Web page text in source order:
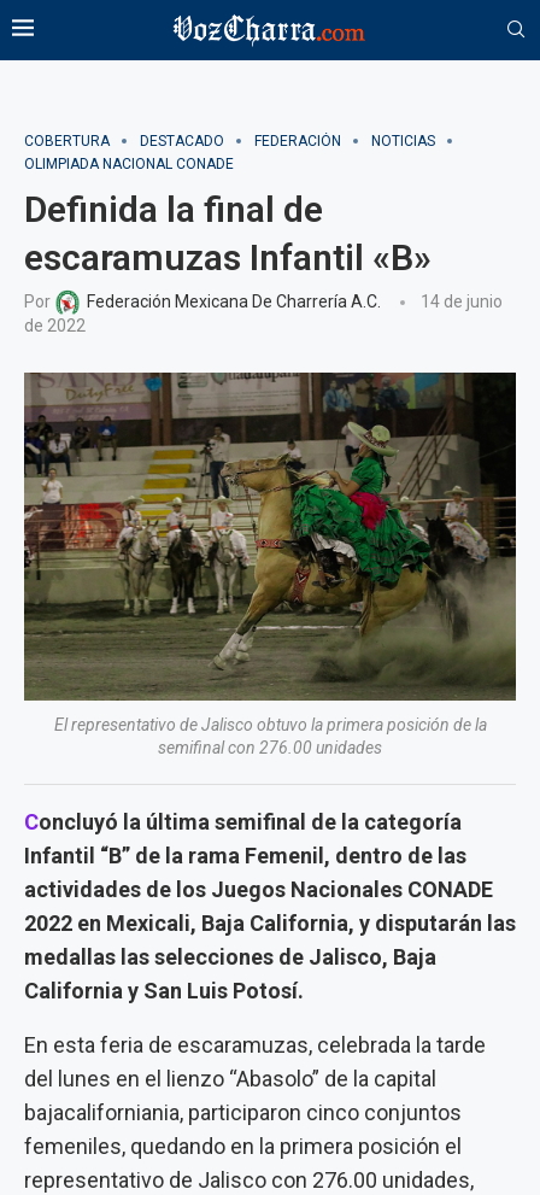
COBERTURA DESTACADO FEDERACIÓN
NOTICIAS
OLIMPIADA NACIONAL CONADE
Definida la final de
escaramuzas Infantil «B»
Por Federación Mexicana De Charrería A.C.
14 de junio
de 2022
El representativo de Jalisco obtuvo la primera posición de la
semifinal con 276.00 unidades
Concluyó la última semifinal de la categoría
Infantil “B” de la rama Femenil, dentro de las
actividades de los Juegos Nacionales CONADE
2022 en Mexicali, Baja California, y disputarán las
medallas las selecciones de Jalisco, Baja
California y San Luis Potosí.
En esta feria de escaramuzas, celebrada la tarde
del lunes en el lienzo “Abasolo” de la capital
bajacaliforniania, participaron cinco conjuntos
femeniles, quedando en la primera posición el
representativo de Jalisco con 276.00 unidades,